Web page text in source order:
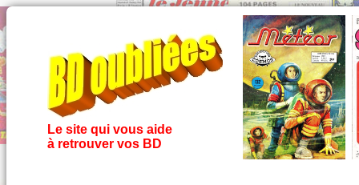
Le site qui vous aide
à retrouver vos BD